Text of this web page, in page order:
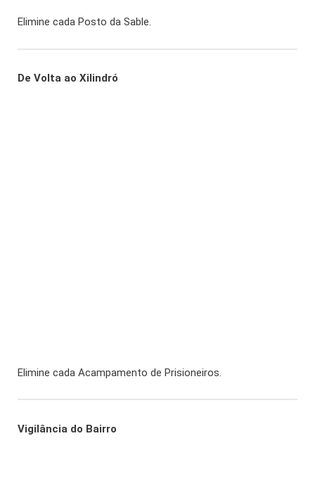
Elimine cada Posto da Sable.
De Volta ao Xilindró
Elimine cada Acampamento de Prisioneiros.
Vigilância do Bairro